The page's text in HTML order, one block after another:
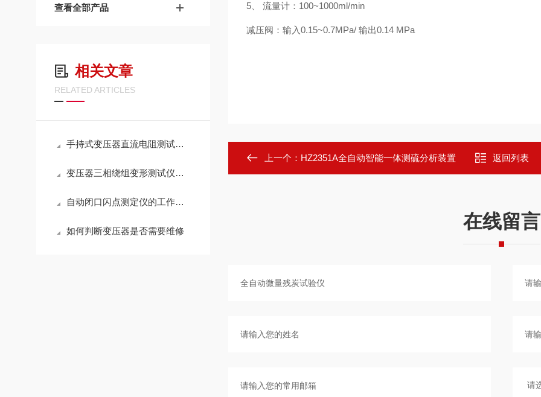
查看全部产品
相关文章
RELATED ARTICLES
手持式变压器直流电阻测试仪与台式仪对比，精度差多少？
变压器三相绕组变形测试仪的功能介绍
自动闭口闪点测定仪的工作原理
如何判断变压器是否需要维修
5、 流量计：100~1000ml/min
减压阀：输入0.15~0.7MPa/ 输出0.14 MPa
上一个： HZ2351A全自动智能一体测硫分析装置 返回列表
在线留言